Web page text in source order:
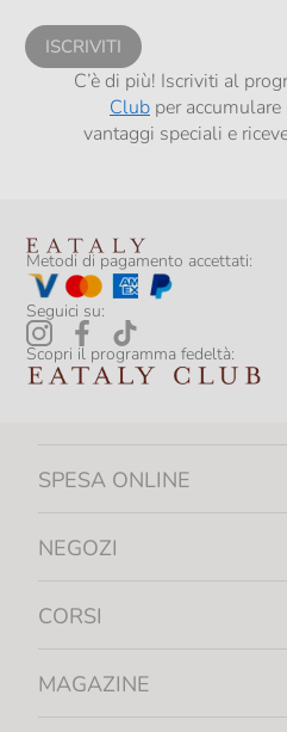
ISCRIVITI
C’è di più! Iscriviti al
Clubper accumulare
vantaggi speciali e
Metodi di pagamento accettati:
Seguici su:
Scopri il programma fedeltà:
SPESA ONLINE
NEGOZI
CORSI
MAGAZINE